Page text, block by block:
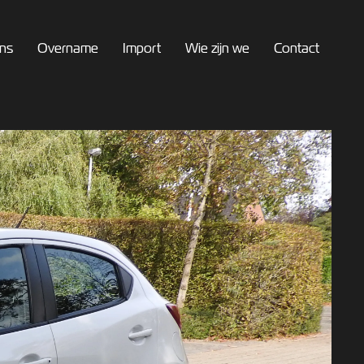
Overname Import Wie zijn we Contact